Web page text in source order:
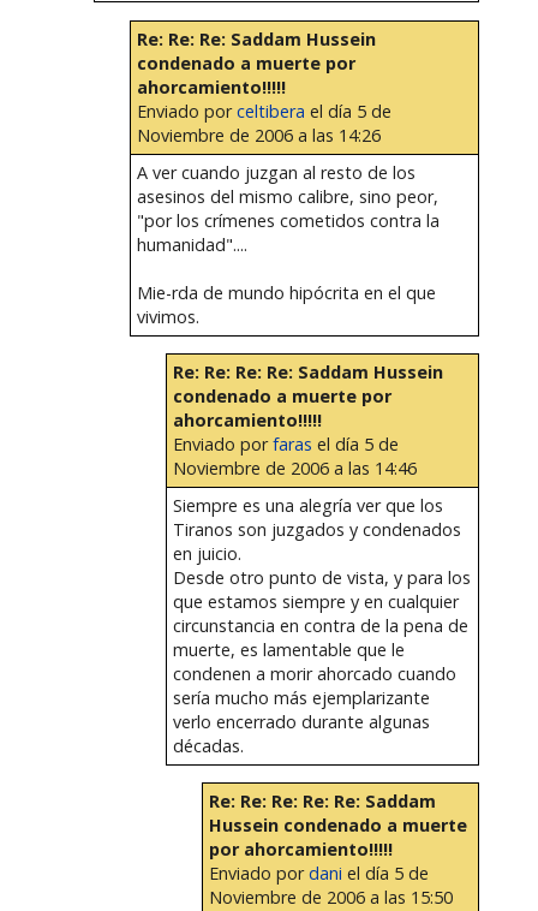
Re: Re: Re: Saddam Hussein
condenado a muerte por
ahorcamiento!!!!!
Enviado porceltibera el día 5 de
Noviembre de 2006 a las 14:26
A ver cuando juzgan al resto de los
asesinos del mismo calibre, sino peor,
"por los crímenes cometidos contra la
humanidad"....
Mie-rda de mundo hipócrita en el que
vivimos.
Re: Re: Re: Re: Saddam Hussein
condenado a muerte por
ahorcamiento!!!!!
Enviado porfaras el día 5 de
Noviembre de 2006 a las 14:46
Siempre es una alegría ver que los
Tiranos son juzgados y condenados
en juicio.
Desde otro punto de vista, y para los
que estamos siempre y en cualquier
circunstancia en contra de la pena de
muerte, es lamentable que le
condenen a morir ahorcado cuando
sería mucho más ejemplarizante
verlo encerrado durante algunas
décadas.
Re: Re: Re: Re: Re: Saddam
Hussein condenado a muerte
por ahorcamiento!!!!!
Enviado pordani el día 5 de
Noviembre de 2006 a las 15:50